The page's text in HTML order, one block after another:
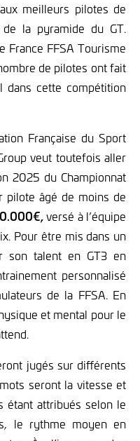
meilleurs pilotes de
la pyramide du GT.
France FFSA Tourisme
de pilotes ont fait
dans cette compétition
Française du Sport
veut toutefois aller
2025 du Championnat
pilote âgé de moins de
versé à l’équipe
Pour être mis dans un
son talent en GT3 en
personnalisé
de la FFSA. En
et mental pour le
jugés sur différents
seront la vitesse et
étant attribués selon le
le rythme moyen en